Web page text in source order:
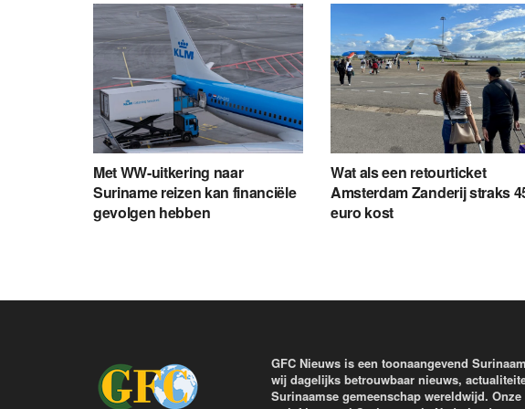
Met WW-uitkering naar
Suriname reizen kan financiële
gevolgen hebben
Wat als een retourticket
Amsterdam Zanderij straks
euro kost
GFC Nieuws is een toonaangevend
wij dagelijks betrouwbaar nieuws,
Surinaamse gemeenschap wereldwijd.